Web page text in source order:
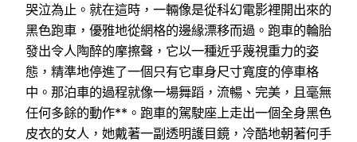
哭泣為止。就在這時，一輛像是從科幻電影裡開出來的
黑色跑車，優雅地從網格的邊緣漂移而過。跑車的輪胎
發出令人陶醉的摩擦聲，它以一種近乎蔑視重力的姿
態，精準地停進了一個只有它車身尺寸寬度的停車格
中。那泊車的過程就像一場舞蹈，流暢、完美，且毫無
任何多餘的動作**。跑車的駕駛座上走出一個全身黑色
皮衣的女人，她戴著一副透明護目鏡，冷酷地朝著何手